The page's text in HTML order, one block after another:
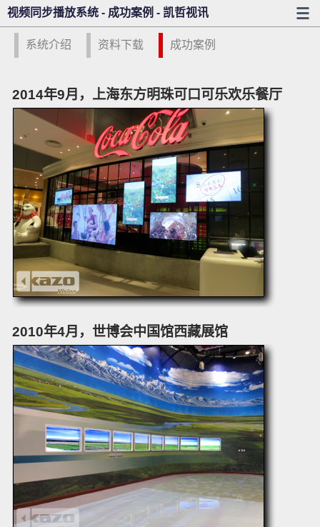
视频同步播放系统 - 成功案例 - 凯哲视讯
系统介绍 资料下载 成功案例
2014年9月，上海东方明珠可口可乐欢乐餐厅
2010年4月，世博会中国馆西藏展馆